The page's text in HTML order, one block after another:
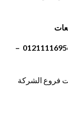
موبايل 01211116954 – 01211116955 – 01211116956 –
فروع الشركة